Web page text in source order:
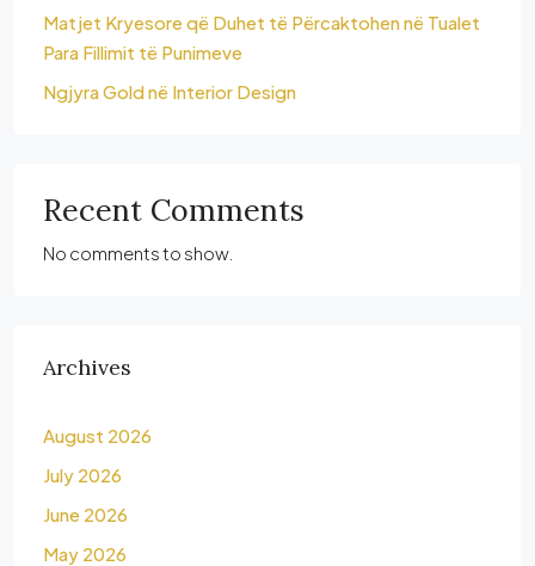
Matjet Kryesore që Duhet të Përcaktohen në Tualet
Para Fillimit të Punimeve
Ngjyra Gold në Interior Design
Recent Comments
No comments to show.
Archives
August 2026
July 2026
June 2026
May 2026